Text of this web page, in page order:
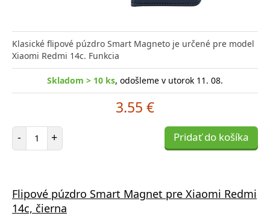
Klasické flipové púzdro Smart Magneto je určené pre model
Xiaomi Redmi 14c. Funkcia
Skladom > 10 ks, odošleme v utorok 11. 08.
3.55 €
- Počet položiek
+ Pridať do košíka
Flipové púzdro Smart Magnet pre Xiaomi Redmi
14c, čierna